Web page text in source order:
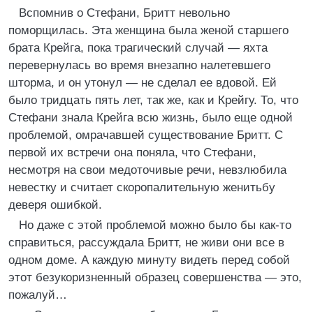
Вспомнив о Стефани, Бритт невольно
поморщилась. Эта женщина была женой старшего
брата Крейга, пока трагический случай — яхта
перевернулась во время внезапно налетевшего
шторма, и он утонул — не сделал ее вдовой. Ей
было тридцать пять лет, так же, как и Крейгу. То, что
Стефани знала Крейга всю жизнь, было еще одной
проблемой, омрачавшей существование Бритт. С
первой их встречи она поняла, что Стефани,
несмотря на свои медоточивые речи, невзлюбила
невестку и считает скоропалительную женитьбу
деверя ошибкой.
Но даже с этой проблемой можно было бы как-то
справиться, рассуждала Бритт, не живи они все в
одном доме. А каждую минуту видеть перед собой
этот безукоризненный образец совершенства — это,
пожалуй…